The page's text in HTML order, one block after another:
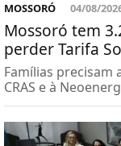
MOSSORÓ 04/08/
Mossoró tem
perder Tarifa
Famílias precisam
CRAS e à